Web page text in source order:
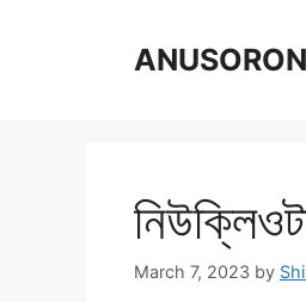
ANUSORON
March 7, 2023 by